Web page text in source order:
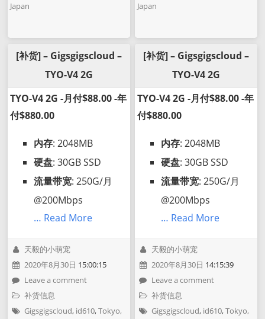
Japan
[补货] – Gigsgigscloud –
TYO-V4 2G
TYO-V4 2G -月付$88.00 -年
付$880.00
内存: 2048MB
硬盘: 30GB SSD
流量带宽: 250G/月
@200Mbps
… Read More
天毅的小萌宠
2020年8月30日 15:00:15
Leave a comment
补货信息
Gigsgigscloud, id610,Tokyo,
Japan
[补货] – Gigsgigscloud –
TYO-V4 2G
TYO-V4 2G -月付$88.00 -年
付$880.00
内存: 2048MB
硬盘: 30GB SSD
流量带宽: 250G/月
@200Mbps
… Read More
天毅的小萌宠
2020年8月30日 14:15:39
Leave a comment
补货信息
Gigsgigscloud, id610,Tokyo,